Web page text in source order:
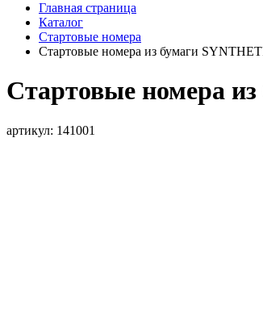
Главная страница
Каталог
Стартовые номера
Стартовые номера из бумаги
Стартовые номера
артикул: 141001